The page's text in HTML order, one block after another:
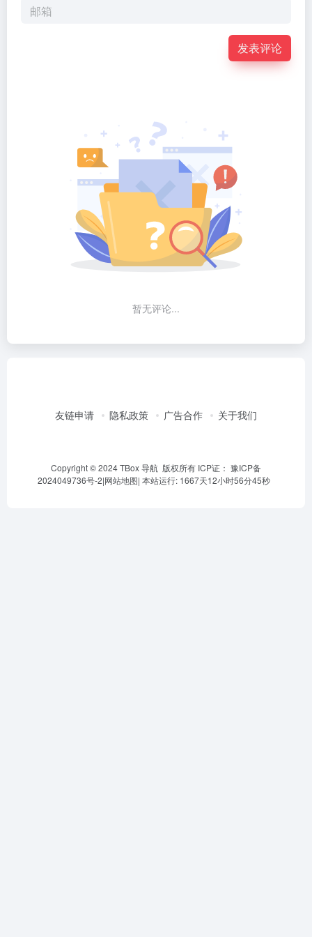
发表评论
暂无评论...
友链申请 隐私政策 广告合作 关于我们
Copyright © 2024 TBox 导航 版权所有 ICP证： 豫ICP备
2024049736号-2|网站地图| 本站运行: 1667天12小时56分45秒